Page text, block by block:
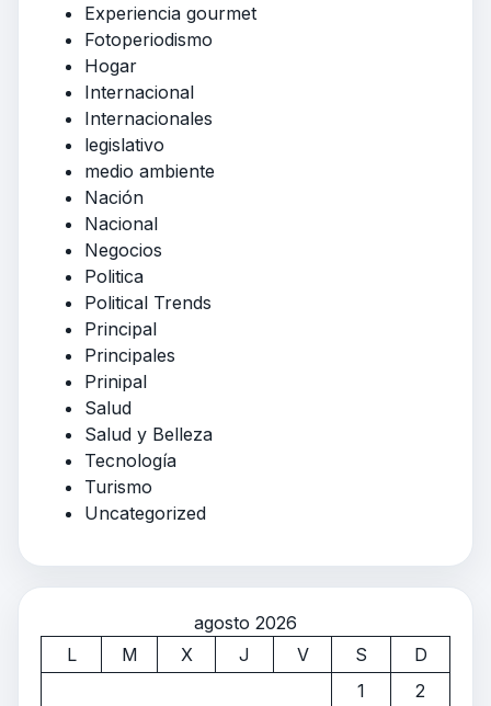
Experiencia gourmet
Fotoperiodismo
Hogar
Internacional
Internacionales
legislativo
medio ambiente
Nación
Nacional
Negocios
Politica
Political Trends
Principal
Principales
Prinipal
Salud
Salud y Belleza
Tecnología
Turismo
Uncategorized
agosto 2026
L
M X J V S
D
1
2